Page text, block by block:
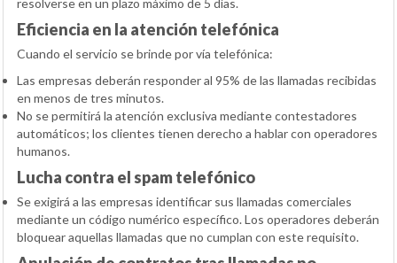
resolverse en un plazo máximo de 5 días.
Eficiencia en la atención telefónica
Cuando el servicio se brinde por vía telefónica:
Las empresas deberán responder al 95% de las llamadas recibidas
en menos de tres minutos.
No se permitirá la atención exclusiva mediante contestadores
automáticos; los clientes tienen derecho a hablar con operadores
humanos.
Lucha contra el spam telefónico
Se exigirá a las empresas identificar sus llamadas comerciales
mediante un código numérico específico. Los operadores deberán
bloquear aquellas llamadas que no cumplan con este requisito.